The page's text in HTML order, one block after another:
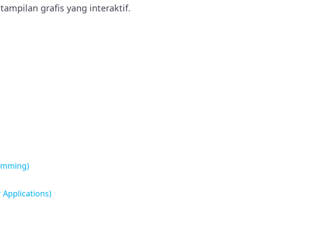
grafis yang interaktif.
Applications)